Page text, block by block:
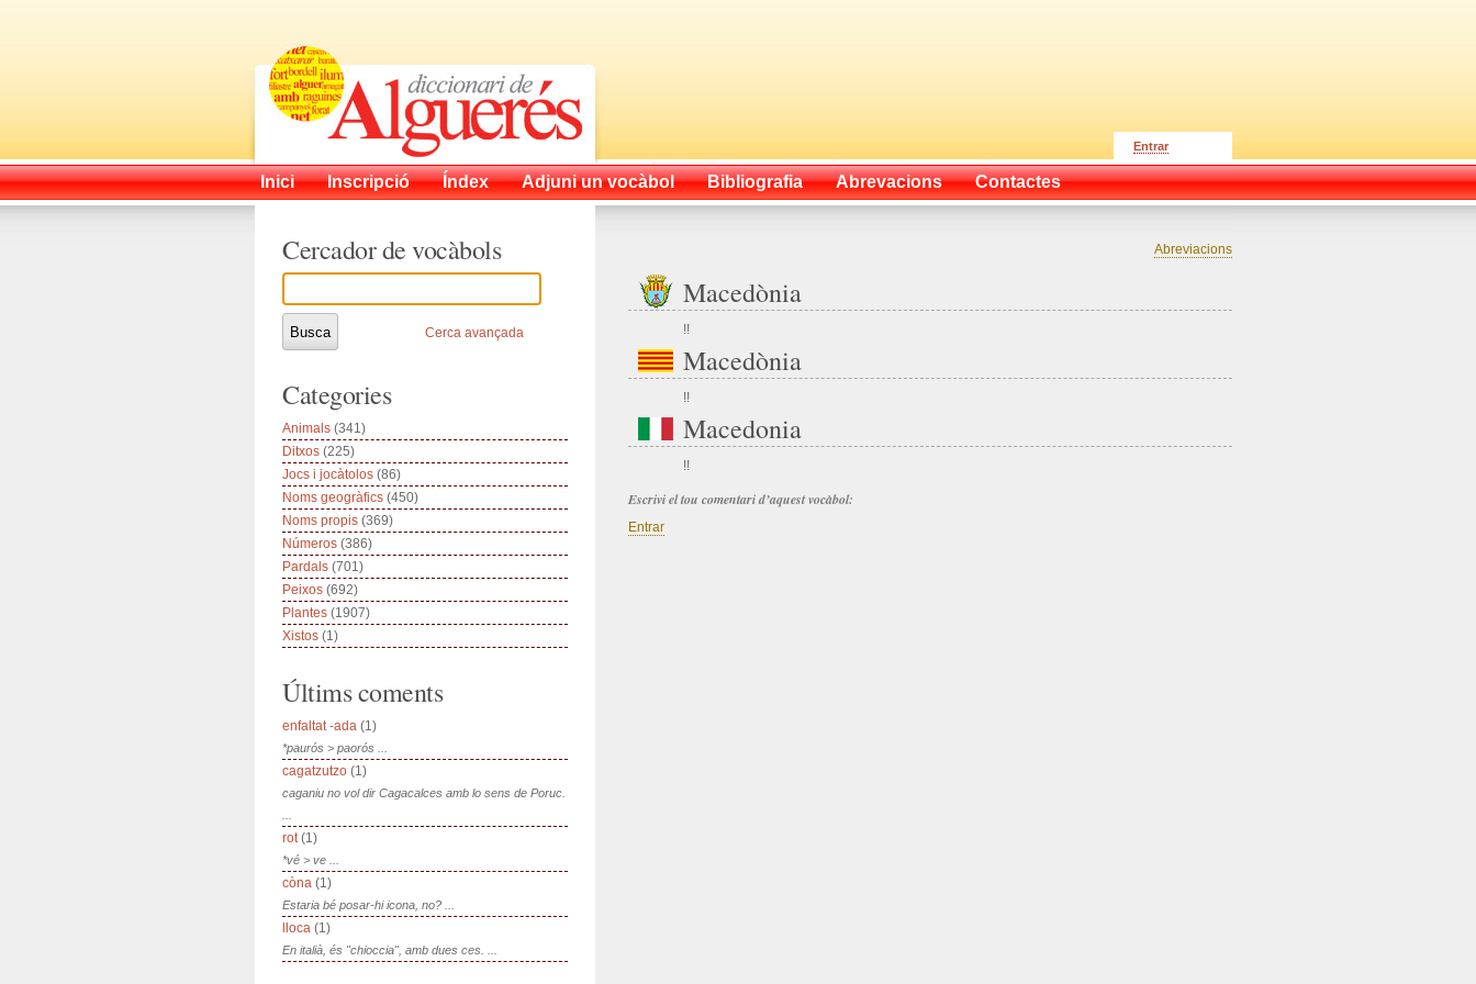
Entrar
Inici Inscripció Índex Adjuni un vocàbol Bibliografia Abrevacions Contactes
Abreviacions
Macedònia
!!
Macedònia
!!
Macedonia
!!
Escrivi el tou comentari d’aquest vocàbol:
Entrar
Cercador de vocàbols
Cerca avançada
Categories
Animals (341)
Ditxos (225)
Jocs i jocàtolos (86)
Noms geogràfics (450)
Noms propis (369)
Números (386)
Pardals (701)
Peixos (692)
Plantes (1907)
Xistos (1)
Últims coments
enfaltat -ada (1)
*paurós > paorós ...
cagatzutzo (1)
caganiu no vol dir Cagacalces amb lo sens de Poruc.
rot(1)
*vé > ve ...
còna (1)
Estaria bé posar-hi icona, no? ...
lloca (1)
En italià, és "chioccia", amb dues ces. ...